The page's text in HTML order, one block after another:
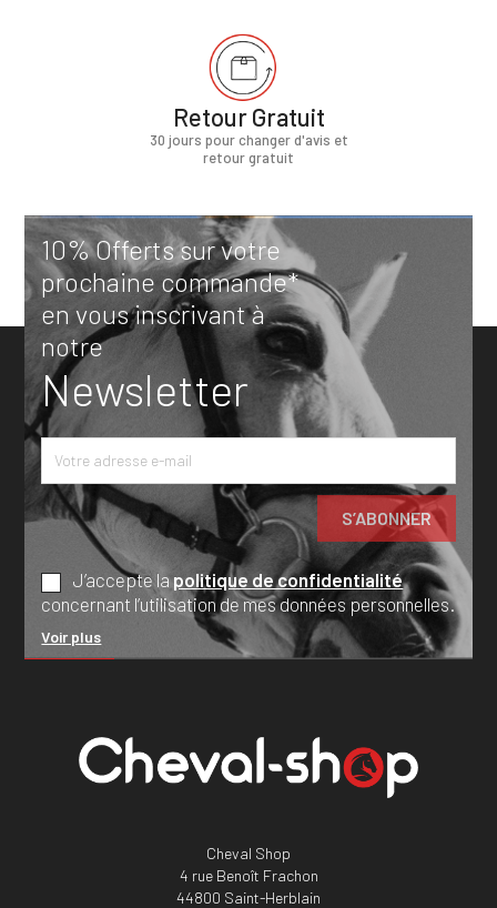
Retour Gratuit
30 jours pour changer d'avis et
retour gratuit
10% Offerts sur votre
prochaine commande*
en vous inscrivant à
notre
Newsletter
J’accepte lapolitique de confidentialité
concernant l’utilisation de mes données personnelles.
Voir plus
Cheval Shop
4 rue Benoît Frachon
44800 Saint-Herblain